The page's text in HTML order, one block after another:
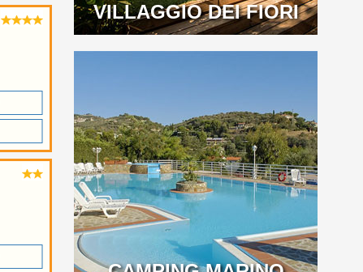
VILLAGGIO DEI FIORI